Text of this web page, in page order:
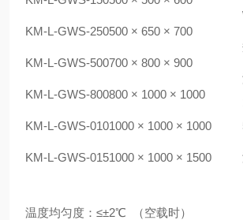
KM-L-GWS-250500 × 650 × 700
KM-L-GWS-500700 × 800 × 900
KM-L-GWS-800800 × 1000 × 1000
KM-L-GWS-0101000 × 1000 × 1000
KM-L-GWS-0151000 × 1000 × 1500
温度均匀度：≤±2℃ （空载时）